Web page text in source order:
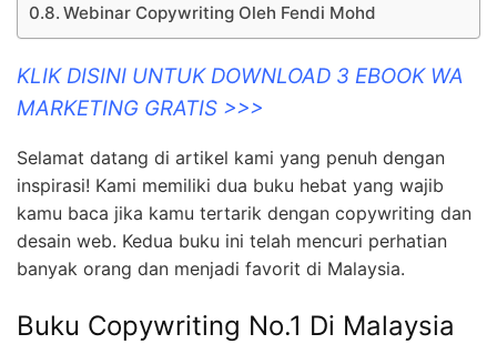
Webinar Copywriting Oleh Fendi Mohd
KLIK DISINI UNTUK DOWNLOAD 3 EBOOK WA
MARKETING GRATIS >>>
Selamat datang di artikel kami yang penuh dengan
inspirasi! Kami memiliki dua buku hebat yang wajib
kamu baca jika kamu tertarik dengan copywriting dan
desain web. Kedua buku ini telah mencuri perhatian
banyak orang dan menjadi favorit di Malaysia.
Buku Copywriting No.1 Di Malaysia